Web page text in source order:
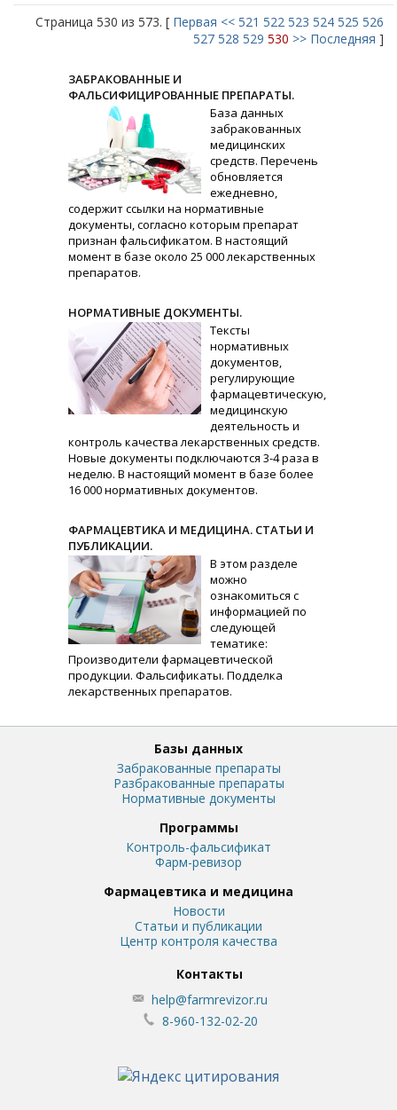
Страница 530 из 573. [ Первая << 521 522 523 524 525 526
527 528 529 530 >> Последняя ]
ЗАБРАКОВАННЫЕ И
ФАЛЬСИФИЦИРОВАННЫЕ ПРЕПАРАТЫ.
База данных
забракованных
медицинских
средств. Перечень
обновляется
ежедневно,
содержит ссылки на нормативные
документы, согласно которым препарат
признан фальсификатом. В настоящий
момент в базе около 25 000 лекарственных
препаратов.
НОРМАТИВНЫЕ ДОКУМЕНТЫ.
Тексты
нормативных
документов,
регулирующие
фармацевтическую,
медицинскую
деятельность и
контроль качества лекарственных средств.
Новые документы подключаются 3-4 раза в
неделю. В настоящий момент в базе более
16 000 нормативных документов.
ФАРМАЦЕВТИКА И МЕДИЦИНА. СТАТЬИ И
ПУБЛИКАЦИИ.
В этом разделе
можно
ознакомиться с
информацией по
следующей
тематике:
Производители фармацевтической
продукции. Фальсификаты. Подделка
лекарственных препаратов.
Базы данных
Забракованные препараты
Разбракованные препараты
Нормативные документы
Программы
Контроль-фальсификат
Фарм-ревизор
Фармацевтика и медицина
Новости
Статьи и публикации
Центр контроля качества
Контакты
help@farmrevizor.ru
8-960-132-02-20